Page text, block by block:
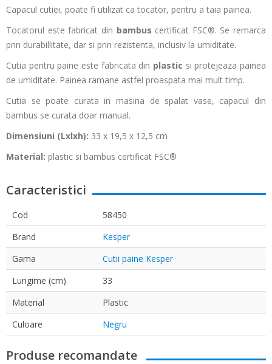
Capacul cutiei, poate fi utilizat ca tocator, pentru a taia painea.
Tocatorul este fabricat din bambus certificat FSC®. Se remarca
prin durabillitate, dar si prin rezistenta, inclusiv la umiditate.
Cutia pentru paine este fabricata din plastic si protejeaza painea
de umiditate. Painea ramane astfel proaspata mai mult timp.
Cutia se poate curata in masina de spalat vase, capacul din
bambus se curata doar manual.
Dimensiuni (Lxlxh): 33 x 19,5 x 12,5 cm
Material: plastic si bambus certificat FSC®
Caracteristici
Cod
58450
Brand
Kesper
Gama
Cutii paine Kesper
Lungime (cm)
33
Material
Plastic
Culoare
Negru
Produse recomandate